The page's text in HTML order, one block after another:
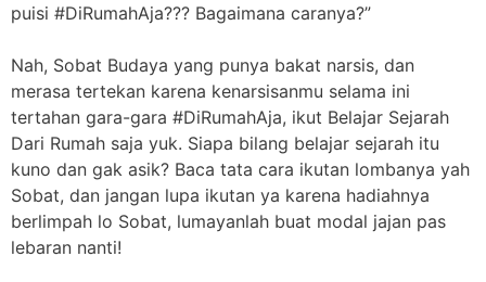
puisi #DiRumahAja??? Bagaimana caranya?”
Nah, Sobat Budaya yang punya bakat narsis, dan
merasa tertekan karena kenarsisanmu selama ini
tertahan gara-gara #DiRumahAja, ikut Belajar Sejarah
Dari Rumah saja yuk. Siapa bilang belajar sejarah itu
kuno dan gak asik? Baca tata cara ikutan lombanya yah
Sobat, dan jangan lupa ikutan ya karena hadiahnya
berlimpah lo Sobat, lumayanlah buat modal jajan pas
lebaran nanti!